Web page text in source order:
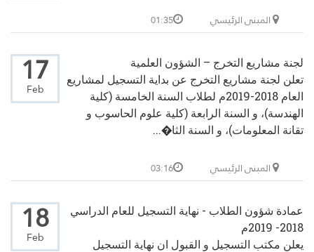
المبنى الرئيسي 01:35
17
Feb
لجنة مشاريع التخرج – الشؤون العلمية
تعلن لجنة مشاريع التخرج عن بداية التسجيل لمشاريع
العام 2018-2019م لطلاب السنة الخامسة (كلية
الهندسة)، و السنة الرابعة (كلية علوم الحاسوب و
تقانة المعلومات)، و السنة الثا�...
المبنى الرئيسي 03:16
18
Feb
عمادة شؤون الطلاب - نهاية التسجيل للعام الدراسي
2018- 2019م
يعلن مكتب التسجيل و القبول ان نهاية التسجيل